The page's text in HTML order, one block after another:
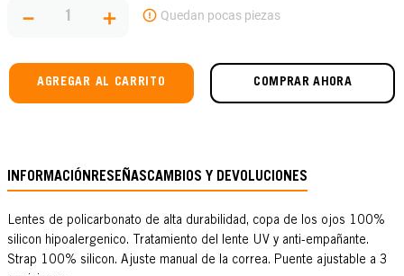
＋
－
AGREGAR AL CARRITO COMPRAR AHORA
INFORMACIÓNRESEÑASCAMBIOS Y DEVOLUCIONES
Lentes de policarbonato de alta durabilidad, copa de los ojos 100%
silicon hipoalergenico. Tratamiento del lente UV y anti-empañante.
Strap 100% silicon. Ajuste manual de la correa. Puente ajustable a 3